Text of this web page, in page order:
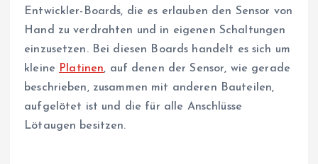
Entwickler-Boards, die es erlauben den Sensor von
Hand zu verdrahten und in eigenen Schaltungen
einzusetzen. Bei diesen Boards handelt es sich um
kleine Platinen, auf denen der Sensor, wie gerade
beschrieben, zusammen mit anderen Bauteilen,
aufgelötet ist und die für alle Anschlüsse
Lötaugen besitzen.